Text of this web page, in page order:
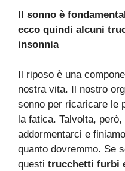
Il sonno è
ecco quindi alcuni
insonnia
Il riposo è una
nostra vita. Il nostro
sonno per ricaricare le
la fatica. Talvolta,
addormentarci e
quanto dovremmo. Se
questi trucchetti furbi